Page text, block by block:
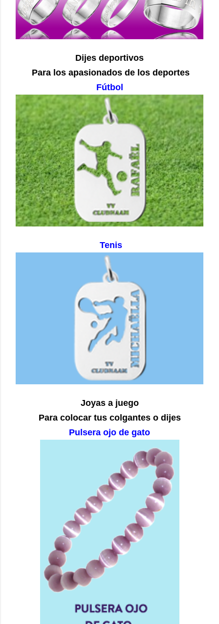
Dijes deportivos
Para los apasionados de los deportes
Fútbol
Tenis
Joyas a juego
Para colocar tus colgantes o dijes
Pulsera ojo de gato